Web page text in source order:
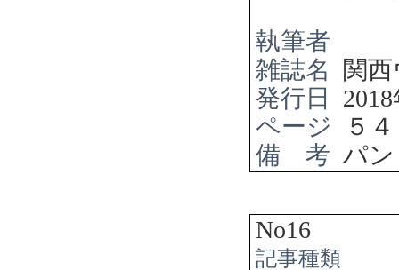
執筆者
雑誌名
関
発行日
2018
ページ
５
備 考 パ
No16
記事種類